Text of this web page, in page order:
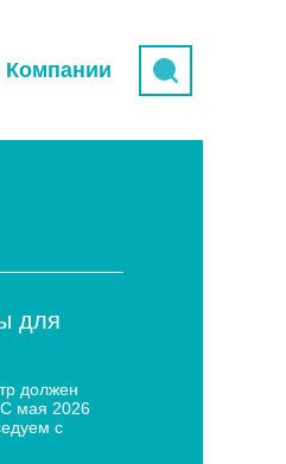
Компании
для
должен
С мая 2026
с